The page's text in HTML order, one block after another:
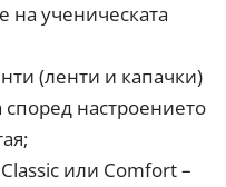
на ученическата
(ленти и капачки)
според настроението
или Comfort –